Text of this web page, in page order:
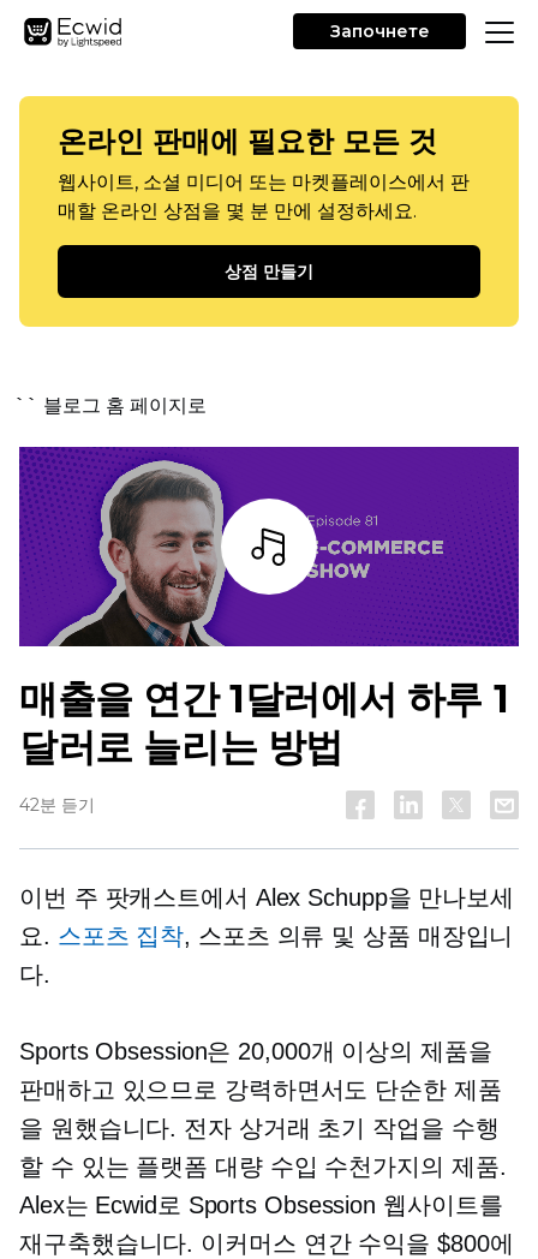
Започнете
온라인 판매에 필요한 모든 것
웹사이트, 소셜 미디어 또는 마켓플레이스에서 판
매할 온라인 상점을 몇 분 만에 설정하세요.
상점 만들기
`` 블로그 홈 페이지로
매출을 연간 1달러에서 하루 1
달러로 늘리는 방법
42분 듣기
이번 주 팟캐스트에서 Alex Schupp을 만나보세
요. 스포츠 집착, 스포츠 의류 및 상품 매장입니
다.
Sports Obsession은 20,000개 이상의 제품을
판매하고 있으므로 강력하면서도 단순한 제품
을 원했습니다. 전자 상거래 초기 작업을 수행
할 수 있는 플랫폼 대량 수입 수천가지의 제품.
Alex는 Ecwid로 Sports Obsession 웹사이트를
재구축했습니다. 이커머스 연간 수익을 $800에